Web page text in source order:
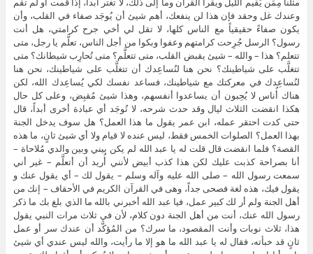
وعندك غل وحقد فإن هذا لن ينفعك، أهم شيئ أن يُوجَد صفاء في القلب، وأن
يكون صفاءً حقيقياً مع الناس كلها، لا تقل لي أخي جرح كرامتي، هل أنت
رسول؟ الرسل جُرِحت كرامتهم وعفوا وبكوا من أجل الناس، تعلَّم يا رجل، متى
تتعلم؟ هذا – والله – شيئ يقبض القلب، متى تتعلَّم؟ متى تُحارِب شيطانك؟ متى
تتغلَّب على شياطينك؟ نحن هنا لنُساعِدك أن تتغلَّب على شياطينك، نحن هنا
لنُساعِدك في معركتك مع شياطينك، فساعد نفسك لكي يُساعِدك الله، لكن
هناك أُناس لا يُحِبون أن يساعدوا أنفسهم، وهذا شيئ مُقبِض، وعلى كل حال
هكذا انقضت الثلاث ليال وقد حدث شرحه، لا تُوجَد أي عبادة أخرى أبداً، قال
حتى كدت احتقر عمله، ابن عمر يقول ما هذا العمل؟ هل سوف يدخل الجنة
بهذا العمل؟ الصلوات الخمس فقط، ليس عنده لا قيام ولا أي شيئ ثانٍ، ما هذه
القصة؟ فلما انقضت قال قلت له يا عبد الله لم يكن بيني وبين والدي مُلاحاة –
أنا بصراحة كذبت عليك لكن هذا كذب أبيض لأنني أُريد أن أتعلَّم – غير أني
سمعت رسول الله – صلى الله عليه وآله وسلم – يقول لك – أي يقول عنك و
يقول فيك، هذه لغة فصحى جداً، وهى في القرآن الكريم في الأحقاف – إنك من
أهل الجنة ولم أر لك كبير عمل، فيا عبد الله أخبرني بالله ما الذي بلغ بك ما ذكر
رسول الله عنك، أنت من أهل الجنة دون كلام، لأن في ثلاث مرات النبي يقول
هذا، ثلاث نوبات وأنت المقصود، ما سرك؟ من المُؤكَّد أن عندك سر أو عمل
ثانٍ قد خبأته، فقال له يا عبد الله ما هو إلا ما رأيت، والله ليس عندي أي شيئ